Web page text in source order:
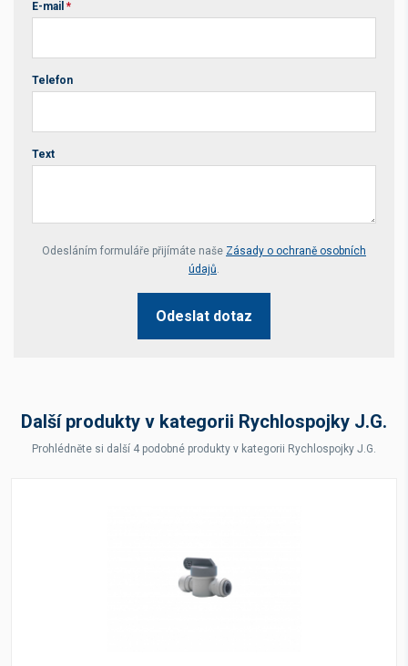
E-mail *
Telefon
Text
Your website *
Odesláním formuláře přijímáte naše Zásady o ochraně osobních
údajů.
Odeslat dotaz
Další produkty v kategorii Rychlospojky J.G.
Prohlédněte si další 4 podobné produkty v kategorii Rychlospojky J.G.